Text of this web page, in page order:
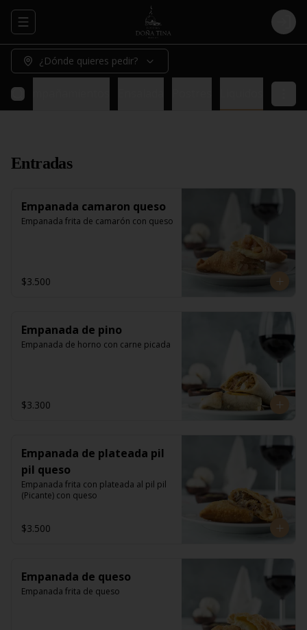
Abrir menu de navegación Login
¿Dónde quieres pedir?
Acompañamientos
Entradas
Empanada camaron queso
Empanada frita de camarón con queso
$3.500
Empanada de pino
Empanada de horno con carne picada
$3.300
Empanada de plateada pil
pil queso
Empanada frita con plateada al pil pil
(Picante) con queso
$3.500
Empanada de queso
Empanada frita de queso